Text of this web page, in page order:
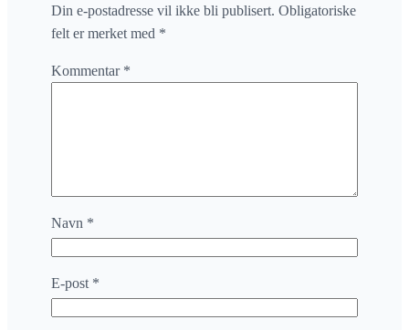
Din e-postadresse vil ikke bli publisert. Obligatoriske
felt er merket med *
Kommentar *
Navn *
E-post *